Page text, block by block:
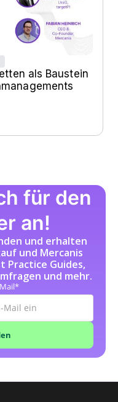
als Baustein
für den
an!
und erhalten
und Mercanis
Practice Guides,
und mehr.